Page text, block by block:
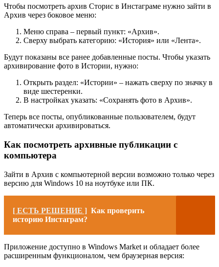
Чтобы посмотреть архив Сторис в Инстаграме нужно зайти в
Архив через боковое меню:
Меню справа – первый пункт: «Архив».
Сверху выбрать категорию: «История» или «Лента».
Будут показаны все ранее добавленные посты. Чтобы указать
архивирование фото в Истории, нужно:
Открыть раздел: «Истории» – нажать сверху по значку в
виде шестеренки.
В настройках указать: «Сохранять фото в Архив».
Теперь все посты, опубликованные пользователем, будут
автоматически архивироваться.
Как посмотреть архивные публикации с
компьютера
Зайти в Архив с компьютерной версии возможно только через
версию для Windows 10 на ноутбуке или ПК.
[ ЕСТЬ РЕШЕНИЕ ] Как проверить
историю Инстаграм?
Приложение доступно в Windows Market и обладает более
расширенным функционалом, чем браузерная версия: